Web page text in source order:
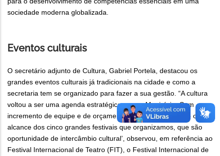
sociedade moderna globalizada.
Eventos culturais
O secretário adjunto de Cultura, Gabriel Portela, destacou os
grandes eventos culturais já tradicionais na cidade e como a
secretaria tem se organizado para fazer a sua gestão. “A cultura
voltou a ser uma agenda estratégica para o Município. Com
incremento de equipe e de orçamento, estamos ampliando o
alcance dos cinco grandes festivais que organizamos, que são
oportunidade de intercâmbio cultural’, observou, em referência ao
Festival Internacional de Teatro (FIT), o Festival Internacional de